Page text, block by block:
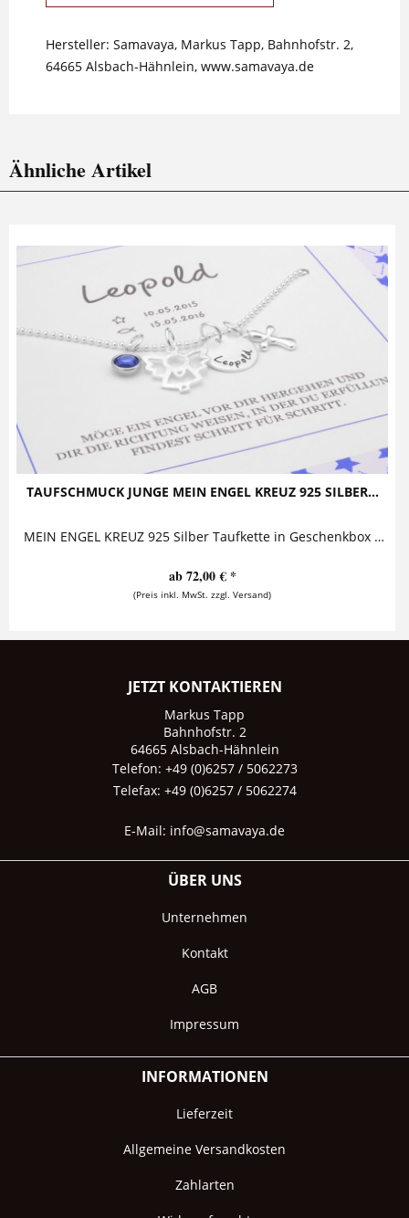
Hersteller: Samavaya, Markus Tapp, Bahnhofstr. 2,
64665 Alsbach-Hähnlein, www.samavaya.de
Ähnliche Artikel
TAUFSCHMUCK JUNGE MEIN ENGEL KREUZ 925 SILBER...
MEIN ENGEL KREUZ 925 Silber Taufkette in Geschenkbox Taufkette bestehend aus einem süßen kleinen Engel, einem Namensanhänger, einem Kreuz und...
ab 72,00 € *
(Preis inkl. MwSt. zzgl. Versand)
JETZT KONTAKTIEREN
Markus Tapp
Bahnhofstr. 2
64665 Alsbach-Hähnlein
Telefon: +49 (0)6257 / 5062273
Telefax: +49 (0)6257 / 5062274
E-Mail: info@samavaya.de
ÜBER UNS
Unternehmen
Kontakt
AGB
Impressum
INFORMATIONEN
Lieferzeit
Allgemeine Versandkosten
Zahlarten